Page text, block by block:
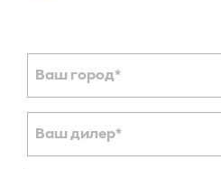
Ваш город*
Ваш дилер*